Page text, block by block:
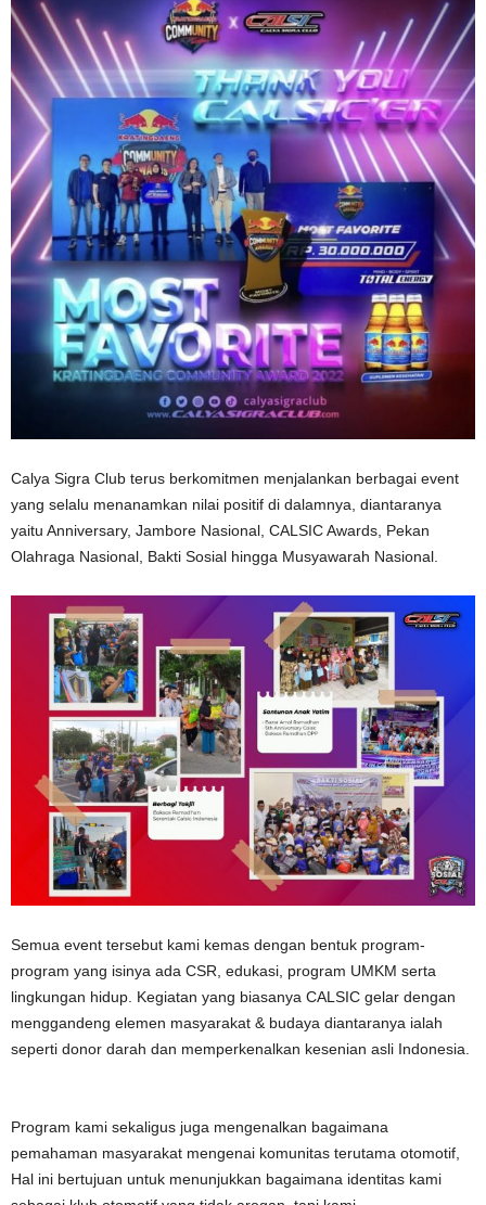
Calya Sigra Club terus berkomitmen menjalankan berbagai event
yang selalu menanamkan nilai positif di dalamnya, diantaranya
yaitu Anniversary, Jambore Nasional, CALSIC Awards, Pekan
Olahraga Nasional, Bakti Sosial hingga Musyawarah Nasional.
Semua event tersebut kami kemas dengan bentuk program-
program yang isinya ada CSR, edukasi, program UMKM serta
lingkungan hidup. Kegiatan yang biasanya CALSIC gelar dengan
menggandeng elemen masyarakat & budaya diantaranya ialah
seperti donor darah dan memperkenalkan kesenian asli Indonesia.
Program kami sekaligus juga mengenalkan bagaimana
pemahaman masyarakat mengenai komunitas terutama otomotif,
Hal ini bertujuan untuk menunjukkan bagaimana identitas kami